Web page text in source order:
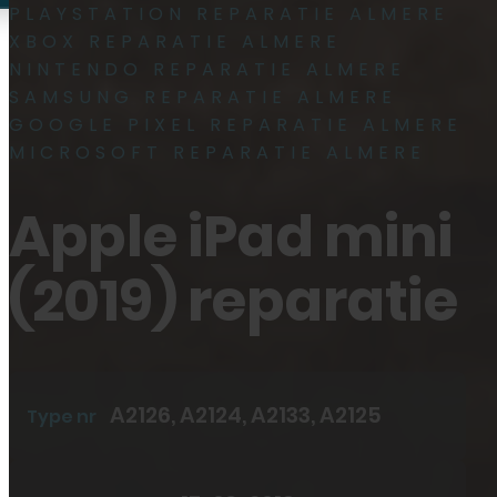
Plan reparatie
PLAYSTATION REPARATIE ALMERE
XBOX REPARATIE ALMERE
NINTENDO REPARATIE ALMERE
SAMSUNG REPARATIE ALMERE
GOOGLE PIXEL REPARATIE ALMERE
MICROSOFT REPARATIE ALMERE
Apple iPad mini
(2019) reparatie
Type nr A2126, A2124, A2133, A2125